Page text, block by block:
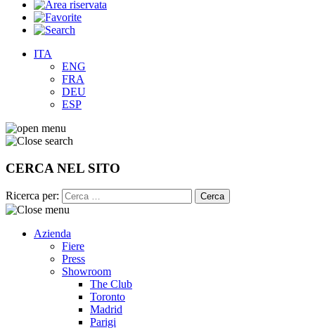
ITA
ENG
FRA
DEU
ESP
CERCA NEL SITO
Ricerca per:
Azienda
Fiere
Press
Showroom
The Club
Toronto
Madrid
Parigi